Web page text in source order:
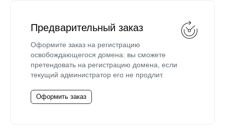
Предварительный заказ
Оформите заказ на регистрацию
освобождающегося домена: вы сможете
претендовать на регистрацию домена, если
текущий администратор его не продлит.
Оформить заказ